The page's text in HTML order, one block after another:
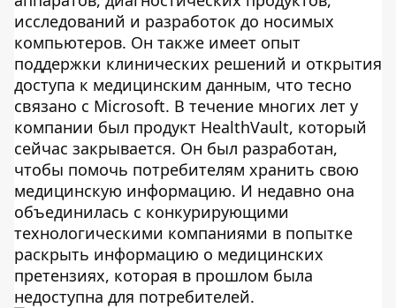
исследований и разработок до носимых
компьютеров. Он также имеет опыт
поддержки клинических решений и открытия
доступа к медицинским данным, что тесно
связано с Microsoft. В течение многих лет у
компании был продукт HealthVault, который
сейчас закрывается. Он был разработан,
чтобы помочь потребителям хранить свою
медицинскую информацию. И недавно она
объединилась с конкурирующими
технологическими компаниями в попытке
раскрыть информацию о медицинских
претензиях, которая в прошлом была
недоступна для потребителей.